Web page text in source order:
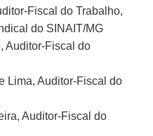
Fiscal do Trabalho,
do SINAIT/MG
Auditor-Fiscal do
Lima, Auditor-Fiscal do
Auditor-Fiscal do